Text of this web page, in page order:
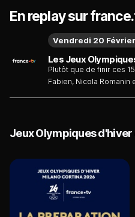
En replay sur
Plutôt que de finir ces
Fabien, Nicola
Vendredi 20 Février
Jeux Olympiques d'hiver